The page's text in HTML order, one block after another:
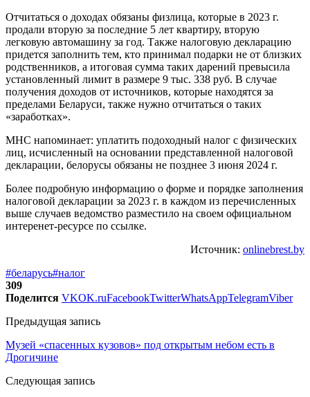
Отчитаться о доходах обязаны физлица, которые в 2023 г.
продали вторую за последние 5 лет квартиру, вторую
легковую автомашину за год. Также налоговую декларацию
придется заполнить тем, кто принимал подарки не от близких
родственников, а итоговая сумма таких дарений превысила
установленный лимит в размере 9 тыс. 338 руб. В случае
получения доходов от источников, которые находятся за
пределами Беларуси, также нужно отчитаться о таких
«заработках».
МНС напоминает: уплатить подоходный налог с физических
лиц, исчисленный на основании представленной налоговой
декларации, белорусы обязаны не позднее 3 июня 2024 г.
Более подробную информацию о форме и порядке заполнения
налоговой декларации за 2023 г. в каждом из перечисленных
выше случаев ведомство разместило на своем официальном
интеренет-ресурсе по ссылке.
Источник: onlinebrest.by
#беларусь#налог
309
Поделится VKOK.ruFacebookTwitterWhatsAppTelegramViber
Предыдущая запись
Музей «спасенных кузовов» под открытым небом есть в
Дрогичине
Следующая запись